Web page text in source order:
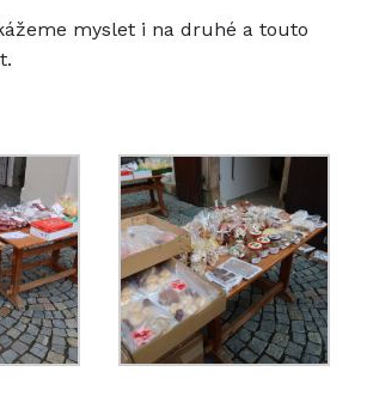
myslet i na druhé a touto